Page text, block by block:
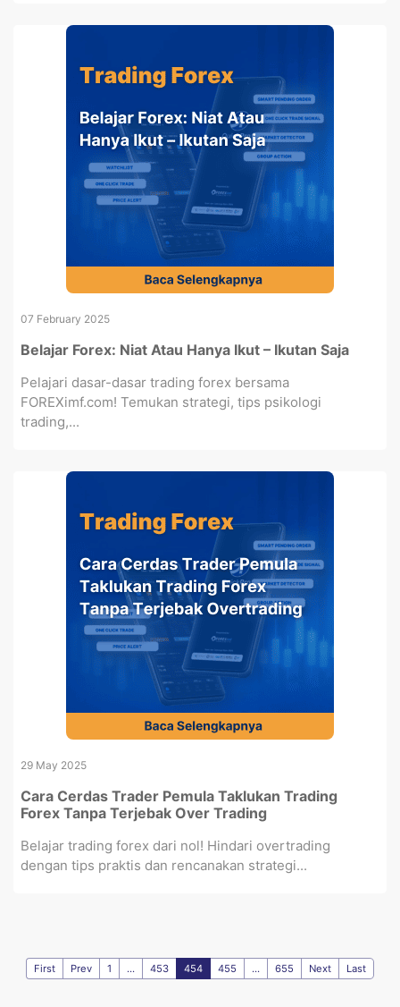
07 February 2025
Belajar Forex: Niat Atau Hanya Ikut – Ikutan Saja
Pelajari dasar-dasar trading forex bersama
FOREXimf.com! Temukan strategi, tips psikologi
trading,...
29 May 2025
Cara Cerdas Trader Pemula Taklukan Trading
Forex Tanpa Terjebak Over Trading
Belajar trading forex dari nol! Hindari overtrading
dengan tips praktis dan rencanakan strategi...
First Prev 1 ... 453 454 455 ... 655 Next Last